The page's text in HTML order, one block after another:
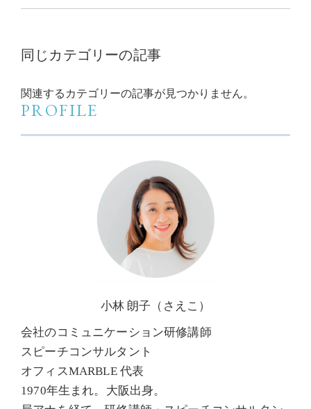
同じカテゴリーの記事
関連するカテゴリーの記事が見つかりません。
PROFILE
小林 朗子（さえこ）
会社のコミュニケーション研修講師
スピーチコンサルタント
オフィスMARBLE 代表
1970年生まれ。大阪出身。